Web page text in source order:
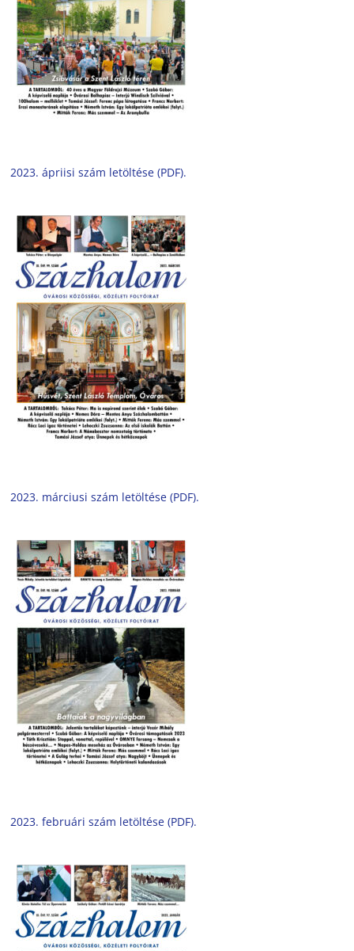
2023. ápriisi szám letöltése (PDF).
2023. márciusi szám letöltése (PDF).
2023. februári szám letöltése (PDF).